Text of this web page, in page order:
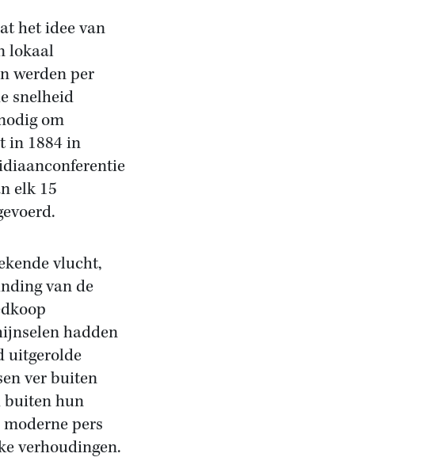
het idee van
lokaal
werden per
snelheid
om
in 1884 in
elk 15
vlucht,
van de
hadden
uitgerolde
ver buiten
buiten hun
pers
verhoudingen.